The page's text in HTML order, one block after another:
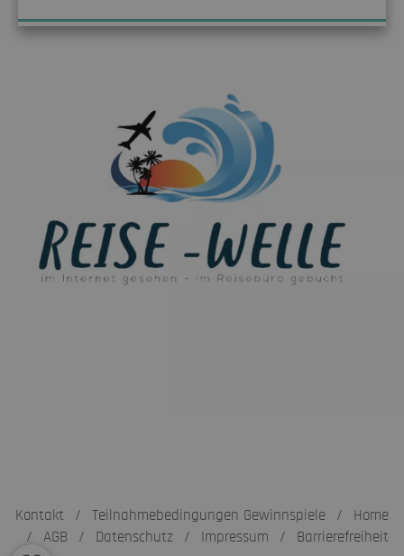
Kontakt / Teilnahmebedingungen Gewinnspiele /
Home
/
AGB / Datenschutz / Impressum / Barrierefreiheit